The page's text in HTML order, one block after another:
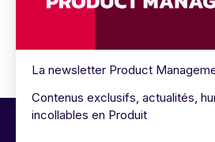
La newsletter Product
Contenus exclusifs, actualités,
incollables en Produit